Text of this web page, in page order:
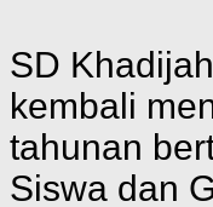
SD
kembali
tahunan
Siswa dan